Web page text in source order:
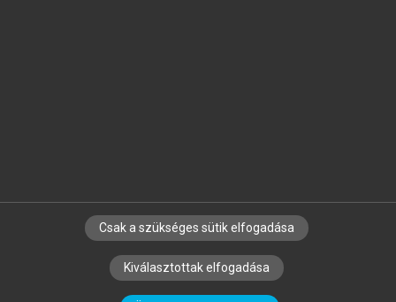
SZERZŐKNEK CÉGEKNEK KÖNYVTÁROSOKNAK
SZERKESZTÉSI ÉS LEKTORÁLÁSI ALAPELVEK
Csak a szükséges sütik elfogadása
Kiválasztottak elfogadása